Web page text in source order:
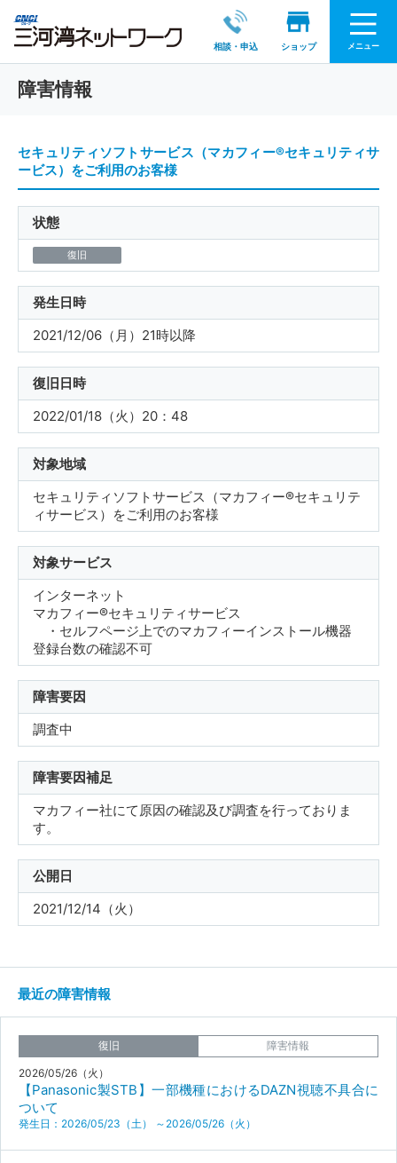
相談・申込 ショップ メニュー
障害情報
セキュリティソフトサービス（マカフィー®セキュリティサ
ービス）をご利用のお客様
状態
復旧
発生日時
2021/12/06（月）21時以降
復旧日時
2022/01/18（火）20：48
対象地域
セキュリティソフトサービス（マカフィー®セキュリテ
ィサービス）をご利用のお客様
対象サービス
インターネット
マカフィー®セキュリティサービス
・セルフページ上でのマカフィーインストール機器
登録台数の確認不可
障害要因
調査中
障害要因補足
マカフィー社にて原因の確認及び調査を行っておりま
す。
公開日
2021/12/14（火）
最近の障害情報
復旧 障害情報
2026/05/26（火）
【Panasonic製STB】一部機種におけるDAZN視聴不具合に
ついて
発生日：2026/05/23（土） ～2026/05/26（火）